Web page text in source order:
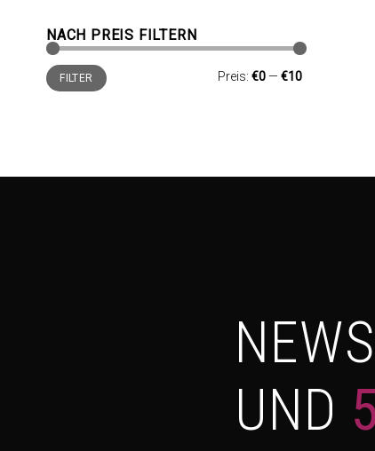
NACH PREIS FILTERN
Min.
Preis
Max.
PreisFILTER Preis: €0— €10
UND